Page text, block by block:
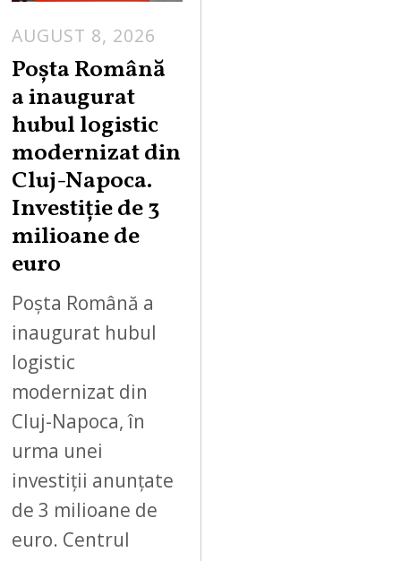
AUGUST 8, 2026
Poșta Română
a inaugurat
hubul logistic
modernizat din
Cluj-Napoca.
Investiție de 3
milioane de
euro
Poșta Română a
inaugurat hubul
logistic
modernizat din
Cluj-Napoca, în
urma unei
investiții anunțate
de 3 milioane de
euro. Centrul